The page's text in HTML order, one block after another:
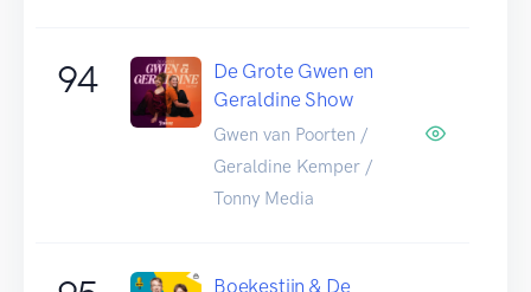
94
De Grote Gwen en
Geraldine Show
Gwen van Poorten /
Geraldine Kemper /
Tonny Media
Boekestijn & De